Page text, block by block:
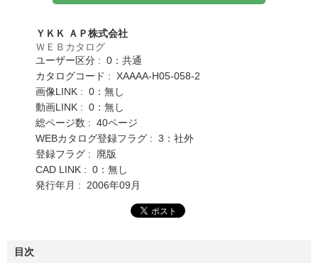
ＹＫＫ ＡＰ株式会社
ＷＥＢカタログ
ユーザー区分 : 0：共通
カタログコード : XAAAA-H05-058-2
画像LINK : 0：無し
動画LINK : 0：無し
総ページ数 : 40ページ
WEBカタログ登録フラグ : 3：社外
登録フラグ : 廃版
CAD LINK : 0：無し
発行年月 : 2006年09月
目次